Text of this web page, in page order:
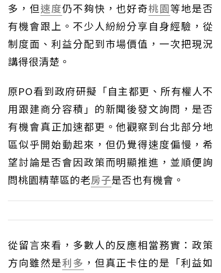
多，但速度仍不夠快，也好奇桃園等地是否
有機會跟上。不少人紛紛分享自身經驗，從
制度面、利益分配到市場價值，一次把現況
講得很清楚。
原PO看到政府研擬「自主都更、所有權人不
用跟建商分容積」的新聞後發文詢問，是否
有機會真正加速都更。他觀察到台北部分地
區似乎開始動起來，但仍覺得速度偏慢，希
望討論是否會因政策而明顯推進，並順便詢
問桃園精華區的老房子是否也有機會。
從留言來看，多數人的反應相當務實：政策
方向雖然是利多 ，但真正卡住的是「利益如